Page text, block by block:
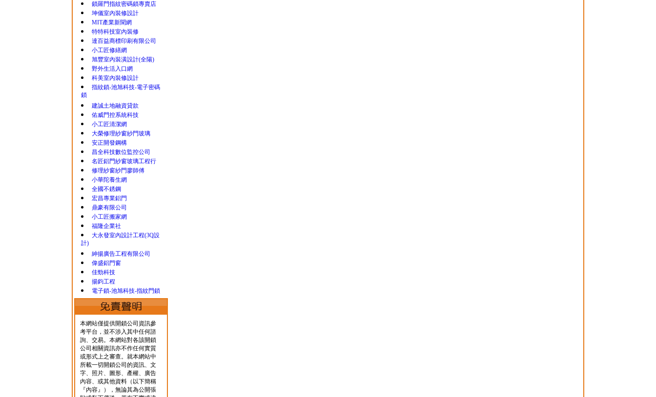
鎖羅門指紋密碼鎖專賣店
坤儀室內裝修設計
MIT產業新聞網
特特科技室內裝修
達百益商標印刷有限公司
小工匠修繕網
旭豐室內裝潢設計(全陽)
野外生活入口網
科美室內裝修設計
指紋鎖-池旭科技-電子密碼
鎖
建誠土地融資貸款
佑威門控系統科技
小工匠清潔網
大榮修理紗窗紗門玻璃
安正開發鋼構
昌全科技數位監控公司
名匠鋁門紗窗玻璃工程行
修理紗窗紗門廖師傅
小華陀養生網
全國不銹鋼
宏昌專業鋁門
鼎豪有限公司
小工匠搬家網
福隆企業社
大永發室內設計工程(3Q設
計)
紳揚廣告工程有限公司
偉盛鋁門窗
佳勁科技
揚鈞工程
電子鎖-池旭科技-指紋門鎖
本網站僅提供開鎖公司資訊參
考平台，並不涉入其中任何諮
詢、交易。本網站對各該開鎖
公司相關資訊亦不作任何實質
或形式上之審查。就本網站中
所載一切開鎖公司的資訊、文
字、照片、圖形、產權、廣告
內容、或其他資料（以下簡稱
『內容』），無論其為公開張